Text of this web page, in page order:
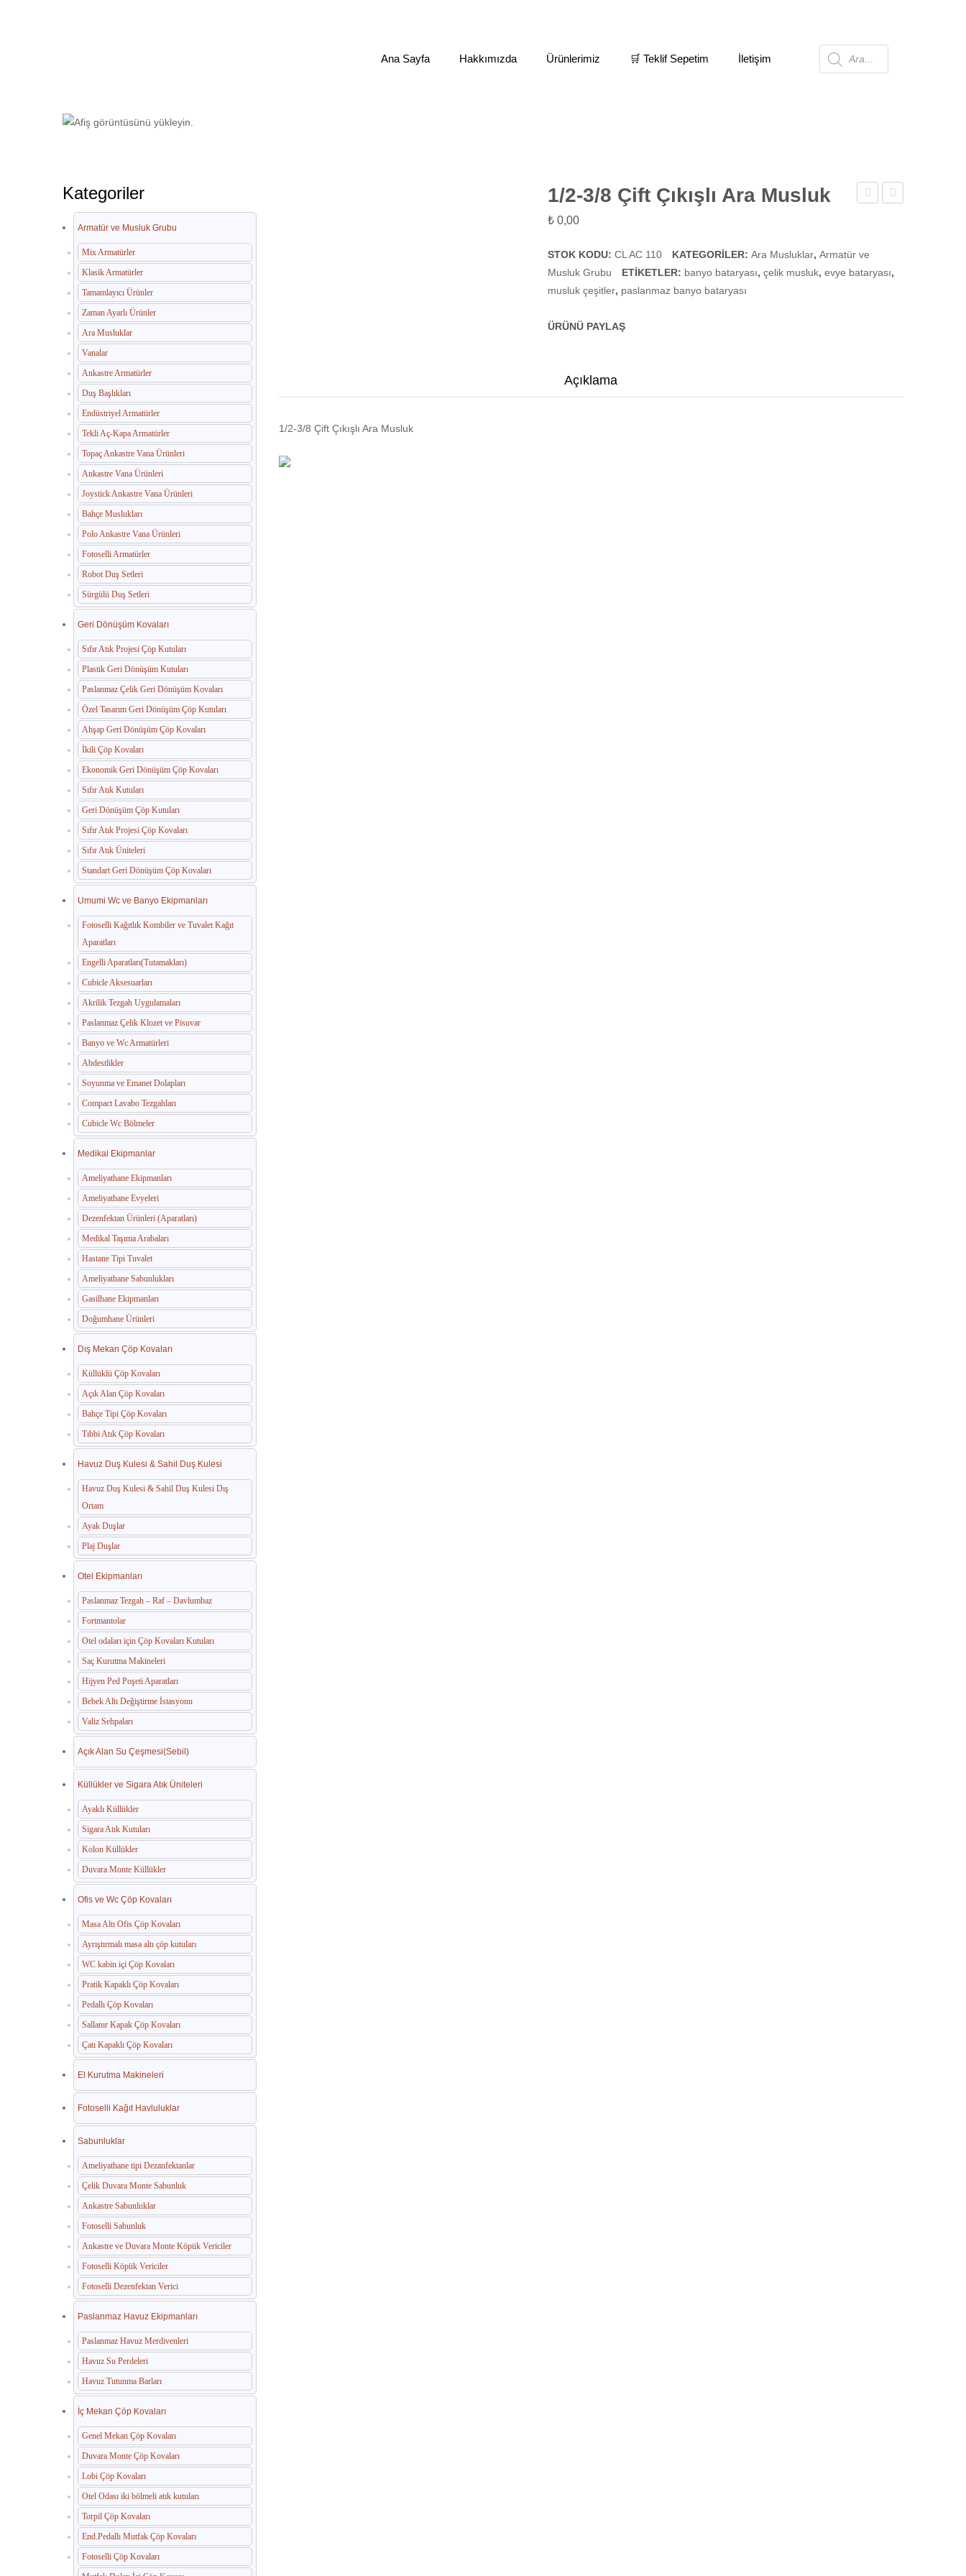
Ana Sayfa Hakkımızda Ürünlerimiz 🛒 Teklif Sepetim İletişim Products
Kategoriler
Armatür ve Musluk Grubu
Mix Armatürler
Klasik Armatürler
Tamamlayıcı Ürünler
Zaman Ayarlı Ürünler
Ara Musluklar
Vanalar
Ankastre Armatürler
Duş Başlıkları
Endüstriyel Armatürler
Tekli Aç-Kapa Armatürler
Topaç Ankastre Vana Ürünleri
Ankastre Vana Ürünleri
Joystick Ankastre Vana Ürünleri
Bahçe Muslukları
Polo Ankastre Vana Ürünleri
Fotoselli Armatürler
Robot Duş Setleri
Sürgülü Duş Setleri
Geri Dönüşüm Kovaları
Sıfır Atık Projesi Çöp Kutuları
Plastik Geri Dönüşüm Kutuları
Paslanmaz Çelik Geri Dönüşüm Kovaları
Özel Tasarım Geri Dönüşüm Çöp Kutuları
Ahşap Geri Dönüşüm Çöp Kovaları
İkili Çöp Kovaları
Ekonomik Geri Dönüşüm Çöp Kovaları
Sıfır Atık Kutuları
Geri Dönüşüm Çöp Kutuları
Sıfır Atık Projesi Çöp Kovaları
Sıfır Atık Üniteleri
Standart Geri Dönüşüm Çöp Kovaları
Umumi Wc ve Banyo Ekipmanları
Fotoselli Kağıtlık Kombiler ve Tuvalet Kağıt
Aparatları
Engelli Aparatları(Tutamakları)
Cubicle Aksesuarları
Akrilik Tezgah Uygulamaları
Paslanmaz Çelik Klozet ve Pisuvar
Banyo ve Wc Armatürleri
Abdestlikler
Soyunma ve Emanet Dolapları
Compact Lavabo Tezgahları
Cubicle Wc Bölmeler
Medikal Ekipmanlar
Ameliyathane Ekipmanları
Ameliyathane Evyeleri
Dezenfektan Ürünleri (Aparatları)
Medikal Taşıma Arabaları
Hastane Tipi Tuvalet
Ameliyathane Sabunlukları
Gasilhane Ekipmanları
Doğumhane Ürünleri
Dış Mekan Çöp Kovaları
Küllüklü Çöp Kovaları
Açık Alan Çöp Kovaları
Bahçe Tipi Çöp Kovaları
Tıbbi Atık Çöp Kovaları
Havuz Duş Kulesi & Sahil Duş Kulesi
Havuz Duş Kulesi & Sahil Duş Kulesi Dış
Ortam
Ayak Duşlar
Plaj Duşlar
Otel Ekipmanları
Paslanmaz Tezgah – Raf – Davlumbaz
Fortmantolar
Otel odaları için Çöp Kovaları Kutuları
Saç Kurutma Makineleri
Hijyen Ped Poşeti Aparatları
Bebek Altı Değiştirme İstasyonu
Valiz Sehpaları
Açık Alan Su Çeşmesi(Sebil)
Küllükler ve Sigara Atık Üniteleri
Ayaklı Küllükler
Sigara Atık Kutuları
Kolon Küllükler
Duvara Monte Küllükler
Ofis ve Wc Çöp Kovaları
Masa Altı Ofis Çöp Kovaları
Ayrıştırmalı masa altı çöp kutuları
WC kabin içi Çöp Kovaları
Pratik Kapaklı Çöp Kovaları
Pedallı Çöp Kovaları
Sallanır Kapak Çöp Kovaları
Çatı Kapaklı Çöp Kovaları
El Kurutma Makineleri
Fotoselli Kağıt Havluluklar
Sabunluklar
Ameliyathane tipi Dezanfektanlar
Çelik Duvara Monte Sabunluk
Ankastre Sabunluklar
Fotoselli Sabunluk
Ankastre ve Duvara Monte Köpük Vericiler
Fotoselli Köpük Vericiler
Fotoselli Dezenfektan Verici
Paslanmaz Havuz Ekipmanları
Paslanmaz Havuz Merdivenleri
Havuz Su Perdeleri
Havuz Tutunma Barları
İç Mekan Çöp Kovaları
Genel Mekan Çöp Kovaları
Duvara Monte Çöp Kovaları
Lobi Çöp Kovaları
Otel Odası iki bölmeli atık kutuları
Torpil Çöp Kovaları
End.Pedallı Mutfak Çöp Kovaları
Fotoselli Çöp Kovaları
Çamaşır
MusluğuÇamaşır
1/2-3/8 Çift Çıkışlı Ara Musluk
₺ 0,00
STOK KODU: CL AC 110 KATEGORILER: Ara Musluklar, Armatür ve
Musluk Grubu
ETIKETLER: banyo bataryası, çelik musluk, evye bataryası,
musluk çeşitler, paslanmaz banyo bataryası
ÜRÜNÜ PAYLAŞ
Açıklama
1/2-3/8 Çift Çıkışlı Ara Musluk